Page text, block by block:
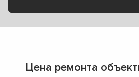
Цена ремонта